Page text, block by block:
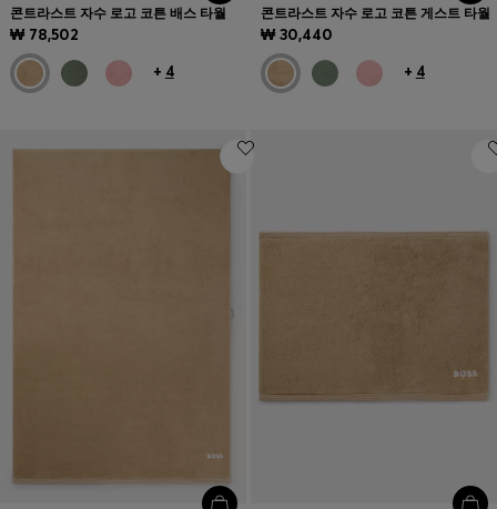
콘트라스트 자수 로고 코튼 배스 타월
₩ 78,502
+ 4
콘트라스트 자수 로고 코튼 게스트 타월
₩ 30,440
+ 4